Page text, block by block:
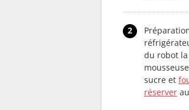
2
du robot
sucre et
réserver